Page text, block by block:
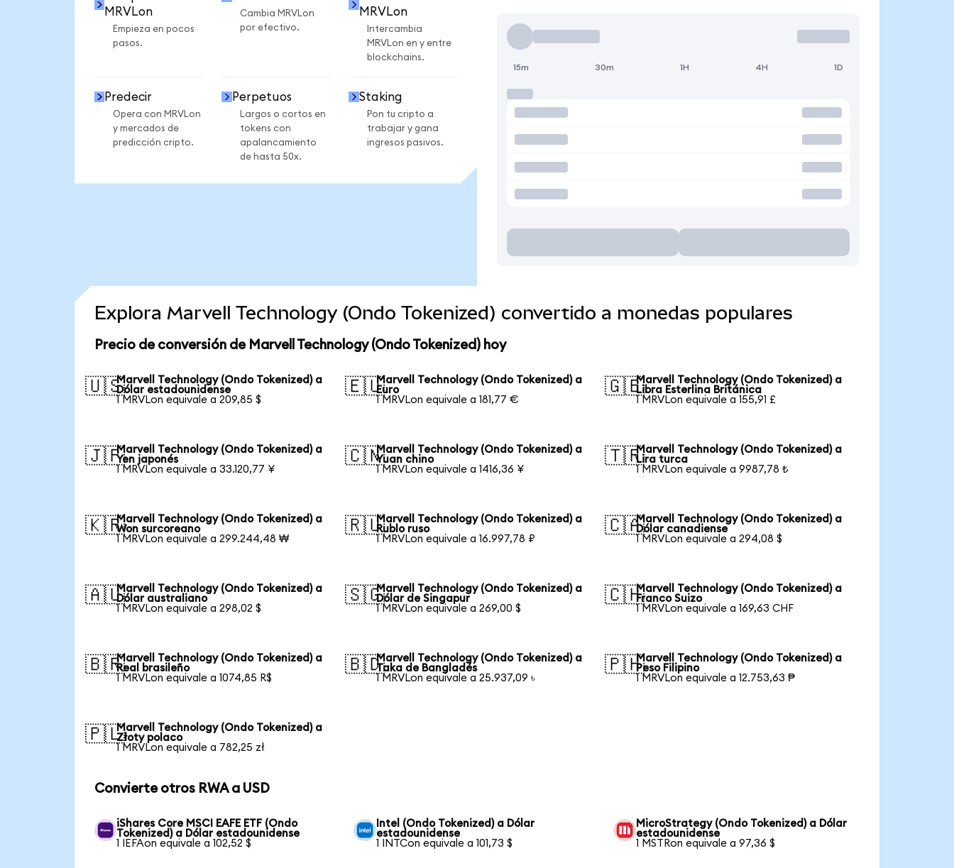
MRVLon
Empieza en pocos
pasos.
Cambia MRVLon
por efectivo.
MRVLon
Intercambia
MRVLon en y entre
blockchains.
Predecir
Opera con MRVLon
y mercados de
predicción cripto.
Perpetuos
Largos o cortos en
tokens con
apalancamiento
de hasta 50x.
Staking
Pon tu cripto a
trabajar y gana
ingresos pasivos.
15m 30m 1H 4H 1D
Explora Marvell Technology (Ondo Tokenized) convertido a monedas populares
Precio de conversión de Marvell Technology (Ondo Tokenized) hoy
🇺🇸Marvell Technology (Ondo Tokenized) a
Dólar estadounidense
1 MRVLon equivale a 209,85 $
🇪🇺Marvell Technology (Ondo Tokenized) a
Euro
1 MRVLon equivale a 181,77 €
🇬🇧Marvell Technology (Ondo Tokenized) a
Libra Esterlina Británica
1 MRVLon equivale a 155,91 £
🇯🇵Marvell Technology (Ondo Tokenized) a
Yen japonés
1 MRVLon equivale a 33.120,77 ¥
🇨🇳Marvell Technology (Ondo Tokenized) a
Yuan chino
1 MRVLon equivale a 1416,36 ¥
🇹🇷Marvell Technology (Ondo Tokenized) a
Lira turca
1 MRVLon equivale a 9987,78 ₺
🇰🇷Marvell Technology (Ondo Tokenized) a
Won surcoreano
1 MRVLon equivale a 299.244,48 ₩
🇷🇺Marvell Technology (Ondo Tokenized) a
Rublo ruso
1 MRVLon equivale a 16.997,78 ₽
🇨🇦Marvell Technology (Ondo Tokenized) a
Dólar canadiense
1 MRVLon equivale a 294,08 $
🇦🇺Marvell Technology (Ondo Tokenized) a
Dólar australiano
1 MRVLon equivale a 298,02 $
🇸🇬Marvell Technology (Ondo Tokenized) a
Dólar de Singapur
1 MRVLon equivale a 269,00 $
🇨🇭Marvell Technology (Ondo Tokenized) a
Franco Suizo
1 MRVLon equivale a 169,63 CHF
🇧🇷Marvell Technology (Ondo Tokenized) a
Real brasileño
1 MRVLon equivale a 1074,85 R$
🇧🇩Marvell Technology (Ondo Tokenized) a
Taka de Bangladés
1 MRVLon equivale a 25.937,09 ৳
🇵🇭Marvell Technology (Ondo Tokenized) a
Peso Filipino
1 MRVLon equivale a 12.753,63 ₱
🇵🇱Marvell Technology (Ondo Tokenized) a
Złoty polaco
1 MRVLon equivale a 782,25 zł
Convierte otros RWA a USD
iShares Core MSCI EAFE ETF (Ondo
Tokenized) a Dólar estadounidense
1 IEFAon equivale a 102,52 $
Intel (Ondo Tokenized) a Dólar
estadounidense
1 INTCon equivale a 101,73 $
MicroStrategy (Ondo Tokenized) a Dólar
estadounidense
1 MSTRon equivale a 97,36 $